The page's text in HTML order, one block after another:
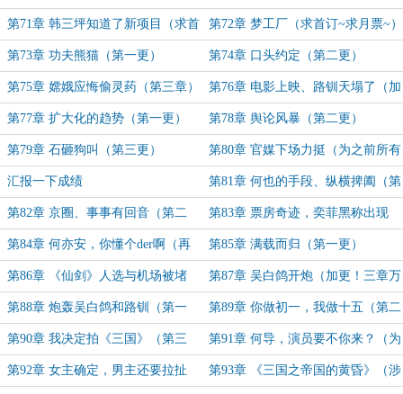
订）
第71章 韩三坪知道了新项目（求首
订~）
第72章 梦工厂（求首订~求月票~）
第73章 功夫熊猫（第一更） 第74章 口头约定（第二更）
第75章 嫦娥应悔偷灵药（第三章） 第76章 电影上映、路钏天塌了（加
更，月票满1000加更）
第77章 扩大化的趋势（第一更） 第78章 舆论风暴（第二更）
第79章 石砸狗叫（第三更） 第80章 官媒下场力挺（为之前所有
的打赏书友加更）
汇报一下成绩 第81章 何也的手段、纵横捭阖（第
一更）
第82章 京圈、事事有回音（第二
更）
第83章 票房奇迹，奕菲黑称出现
（第三更）
第84章 何亦安，你懂个der啊（再
次为之前收到的打赏加更）
第85章 满载而归（第一更）
第86章 《仙剑》人选与机场被堵
（第二更）
第87章 吴白鸽开炮（加更！三章万
字）
第88章 炮轰吴白鸽和路钏（第一
更）
第89章 你做初一，我做十五（第二
更）
第90章 我决定拍《三国》（第三
更）
第91章 何导，演员要不你来？（为
馋烟大佬加更，求月票~）
第92章 女主确定，男主还要拉扯 第93章 《三国之帝国的黄昏》（涉